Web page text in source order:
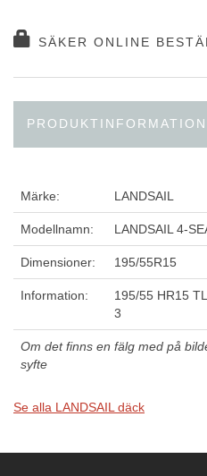
SÄKER ONLINE
PRODUKTINFORMATION
Märke: LANDSAIL
Modellnamn: LANDSAIL 4-
Dimensioner: 195/55R15
Information:
195/55 HR15
3
Om det finns en fälg med på
syfte
Se alla LANDSAIL däck